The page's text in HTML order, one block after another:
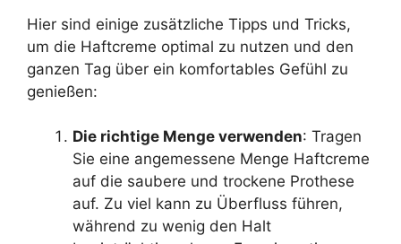
Hier sind einige zusätzliche Tipps und Tricks,
um die Haftcreme optimal zu nutzen und den
ganzen Tag über ein komfortables Gefühl zu
genießen:
Die richtige Menge verwenden: Tragen
Sie eine angemessene Menge Haftcreme
auf die saubere und trockene Prothese
auf. Zu viel kann zu Überfluss führen,
während zu wenig den Halt